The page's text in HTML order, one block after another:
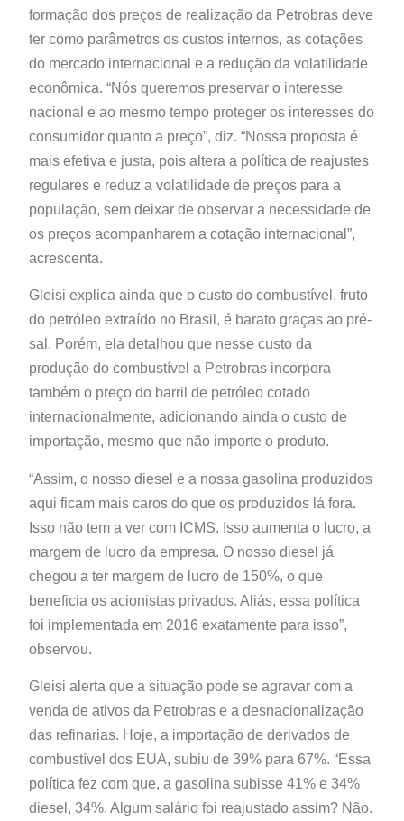
formação dos preços de realização da Petrobras deve
ter como parâmetros os custos internos, as cotações
do mercado internacional e a redução da volatilidade
econômica. “Nós queremos preservar o interesse
nacional e ao mesmo tempo proteger os interesses do
consumidor quanto a preço”, diz. “Nossa proposta é
mais efetiva e justa, pois altera a política de reajustes
regulares e reduz a volatilidade de preços para a
população, sem deixar de observar a necessidade de
os preços acompanharem a cotação internacional”,
acrescenta.
Gleisi explica ainda que o custo do combustível, fruto
do petróleo extraído no Brasil, é barato graças ao pré-
sal. Porém, ela detalhou que nesse custo da
produção do combustível a Petrobras incorpora
também o preço do barril de petróleo cotado
internacionalmente, adicionando ainda o custo de
importação, mesmo que não importe o produto.
“Assim, o nosso diesel e a nossa gasolina produzidos
aqui ficam mais caros do que os produzidos lá fora.
Isso não tem a ver com ICMS. Isso aumenta o lucro, a
margem de lucro da empresa. O nosso diesel já
chegou a ter margem de lucro de 150%, o que
beneficia os acionistas privados. Aliás, essa política
foi implementada em 2016 exatamente para isso”,
observou.
Gleisi alerta que a situação pode se agravar com a
venda de ativos da Petrobras e a desnacionalização
das refinarias. Hoje, a importação de derivados de
combustível dos EUA, subiu de 39% para 67%. “Essa
política fez com que, a gasolina subisse 41% e 34%
diesel, 34%. Algum salário foi reajustado assim? Não.